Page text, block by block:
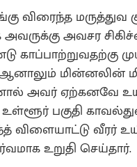
விரைந்த மருத்துவ
அவருக்கு அவசர
காப்பாற்றுவதற்கு
மின்னலின்
அவர் ஏற்கனவே
பகுதி
விளையாட்டு வீரர்
உறுதி செய்தார்.